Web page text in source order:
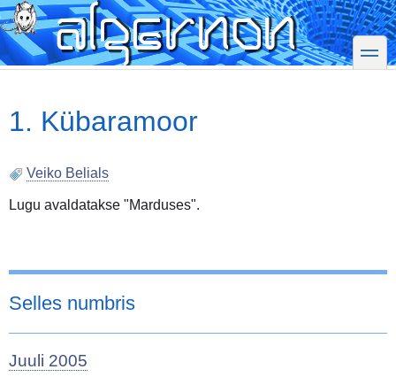
Skip
to
main
content
toggle
1. Kübaramoor
Veiko Belials
Lugu avaldatakse "Marduses".
Selles numbris
Juuli 2005